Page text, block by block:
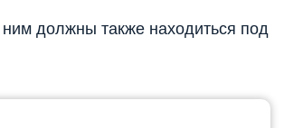
должны также находиться под